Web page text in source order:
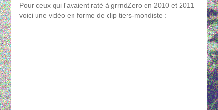
Pour ceux qui l'avaient raté à grrndZero en 2010 et 2011
voici une vidéo en forme de clip tiers-mondiste :